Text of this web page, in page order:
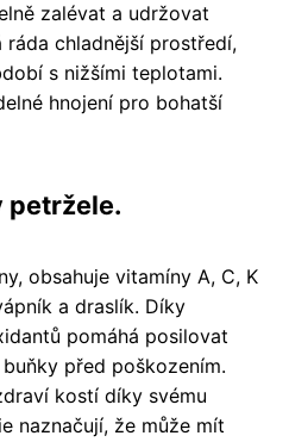
zalévat a udržovat
chladnější prostředí,
s nižšími teplotami.
hnojení pro bohatší
petržele.
obsahuje vitamíny A, C, K
a draslík. Díky
pomáhá posilovat
před poškozením.
kostí díky svému
naznačují, že může mít